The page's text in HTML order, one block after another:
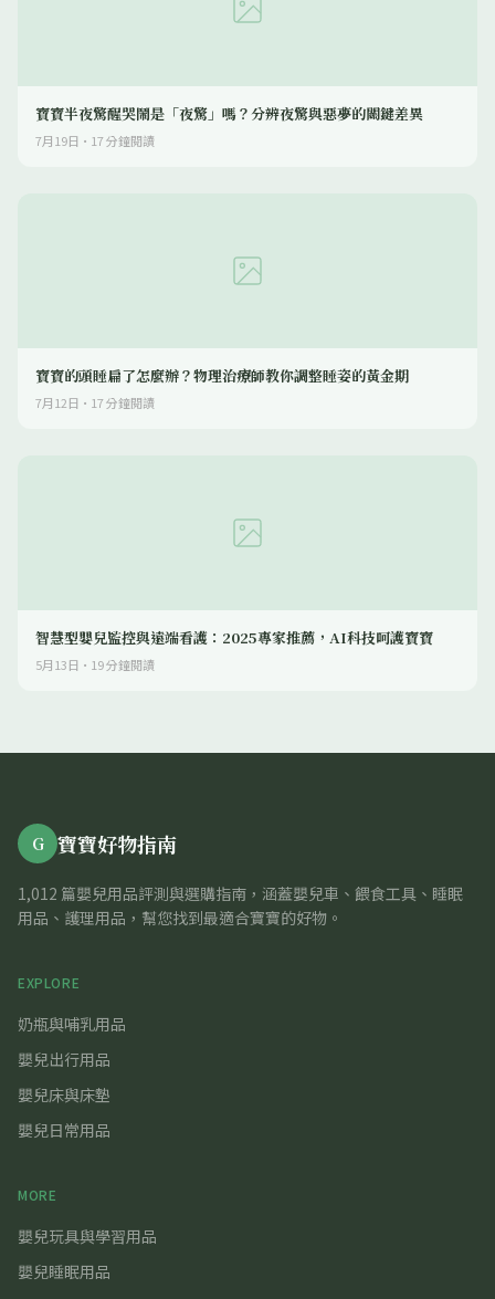
寶寶半夜驚醒哭鬧是「夜驚」嗎？分辨夜驚與惡夢的關鍵差異
7月19日 · 17分鐘閱讀
寶寶的頭睡扁了怎麼辦？物理治療師教你調整睡姿的黃金期
7月12日 · 17分鐘閱讀
智慧型嬰兒監控與遠端看護：2025專家推薦，AI科技呵護寶寶
5月13日 · 19分鐘閱讀
G 寶寶好物指南
1,012 篇嬰兒用品評測與選購指南，涵蓋嬰兒車、餵食工具、睡眠
用品、護理用品，幫您找到最適合寶寶的好物。
EXPLORE
奶瓶與哺乳用品
嬰兒出行用品
嬰兒床與床墊
嬰兒日常用品
MORE
嬰兒玩具與學習用品
嬰兒睡眠用品